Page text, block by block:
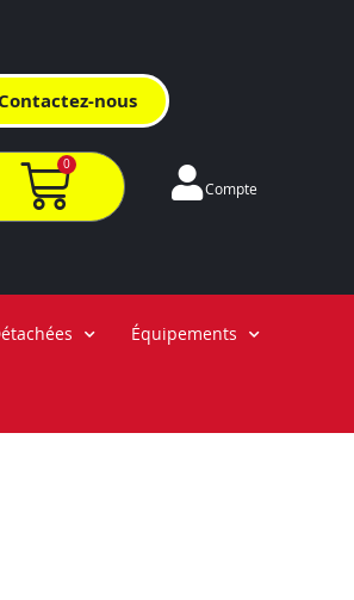
Contactez-nous
0
Compte
Équipements